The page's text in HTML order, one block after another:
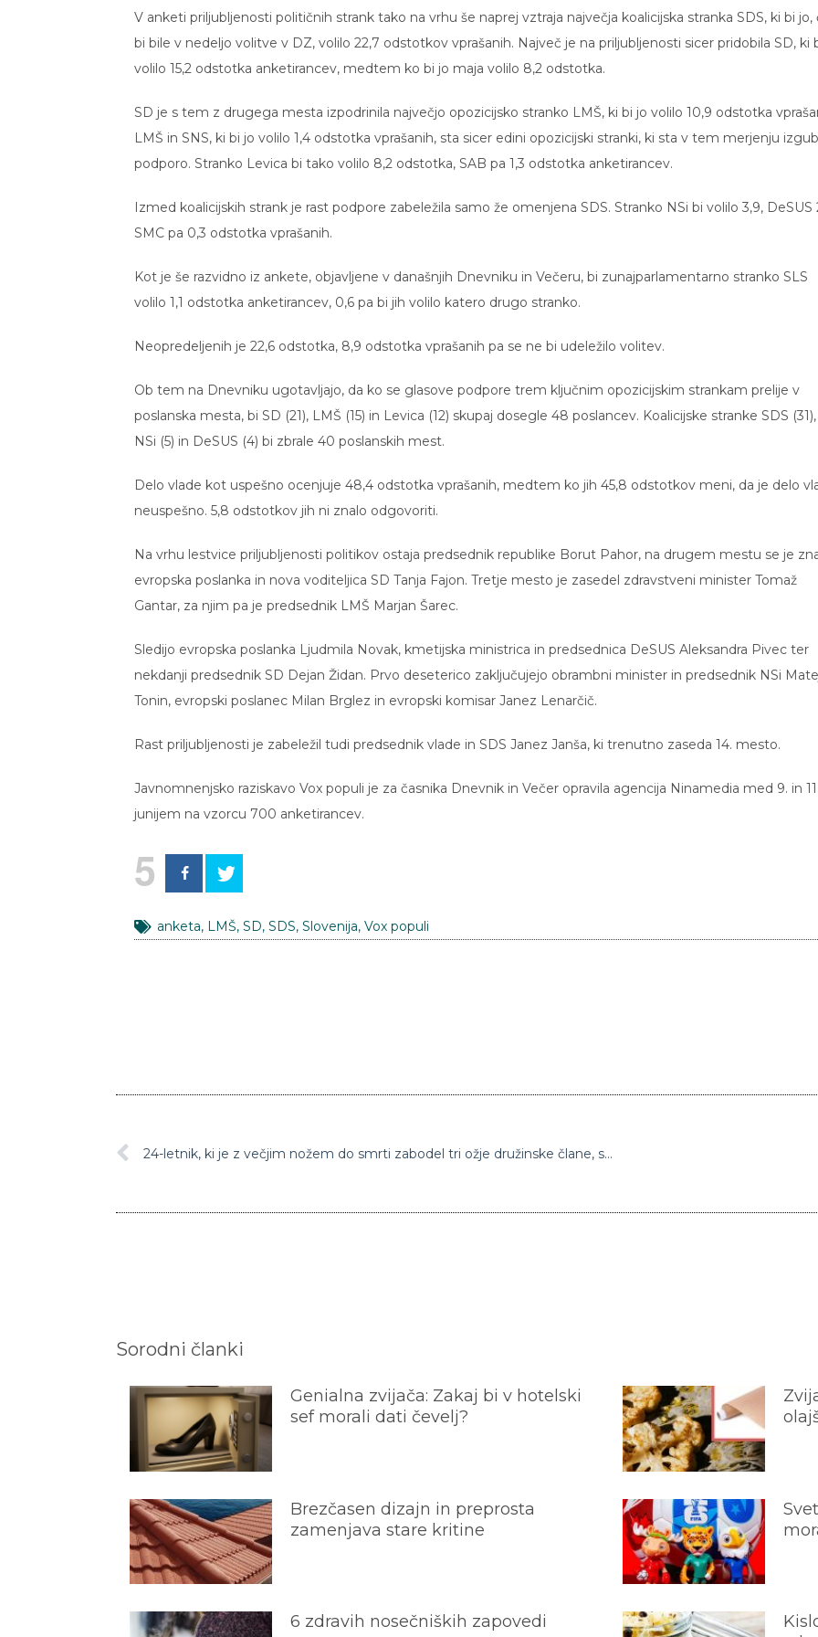
V anketi priljubljenosti političnih strank tako na vrhu še naprej vztraja največja koalicijska stranka SDS, ki bi jo,
bi bile v nedeljo volitve v DZ, volilo 22,7 odstotkov vprašanih. Največ je na priljubljenosti sicer pridobila SD, ki
volilo 15,2 odstotka anketirancev, medtem ko bi jo maja volilo 8,2 odstotka.
SD je s tem z drugega mesta izpodrinila največjo opozicijsko stranko LMŠ, ki bi jo volilo 10,9 odstotka
LMŠ in SNS, ki bi jo volilo 1,4 odstotka vprašanih, sta sicer edini opozicijski stranki, ki sta v tem merjenju
podporo. Stranko Levica bi tako volilo 8,2 odstotka, SAB pa 1,3 odstotka anketirancev.
Izmed koalicijskih strank je rast podpore zabeležila samo že omenjena SDS. Stranko NSi bi volilo 3,9, DeSUS
SMC pa 0,3 odstotka vprašanih.
Kot je še razvidno iz ankete, objavljene v današnjih Dnevniku in Večeru, bi zunajparlamentarno stranko SLS
volilo 1,1 odstotka anketirancev, 0,6 pa bi jih volilo katero drugo stranko.
Neopredeljenih je 22,6 odstotka, 8,9 odstotka vprašanih pa se ne bi udeležilo volitev.
Ob tem na Dnevniku ugotavljajo, da ko se glasove podpore trem ključnim opozicijskim strankam prelije v
poslanska mesta, bi SD (21), LMŠ (15) in Levica (12) skupaj dosegle 48 poslancev. Koalicijske stranke SDS (31),
NSi (5) in DeSUS (4) bi zbrale 40 poslanskih mest.
Delo vlade kot uspešno ocenjuje 48,4 odstotka vprašanih, medtem ko jih 45,8 odstotkov meni, da je delo
neuspešno. 5,8 odstotkov jih ni znalo odgovoriti.
Na vrhu lestvice priljubljenosti politikov ostaja predsednik republike Borut Pahor, na drugem mestu se je
evropska poslanka in nova voditeljica SD Tanja Fajon. Tretje mesto je zasedel zdravstveni minister Tomaž
Gantar, za njim pa je predsednik LMŠ Marjan Šarec.
Sledijo evropska poslanka Ljudmila Novak, kmetijska ministrica in predsednica DeSUS Aleksandra Pivec ter
nekdanji predsednik SD Dejan Židan. Prvo deseterico zaključujejo obrambni minister in predsednik NSi
Tonin, evropski poslanec Milan Brglez in evropski komisar Janez Lenarčič.
Rast priljubljenosti je zabeležil tudi predsednik vlade in SDS Janez Janša, ki trenutno zaseda 14. mesto.
Javnomnenjsko raziskavo Vox populi je za časnika Dnevnik in Večer opravila agencija Ninamedia med 9. in 11.
junijem na vzorcu 700 anketirancev.
5
anketa, LMŠ, SD, SDS, Slovenija, Vox populi
24-letnik, ki je z večjim nožem do smrti zabodel tri ožje družinske člane, se brani se z molkom
Sorodni članki
Genialna zvijača: Zakaj bi v hotelski
sef morali dati čevelj?
Brezčasen dizajn in preprosta
zamenjava stare kritine
6 zdravih nosečniških zapovedi